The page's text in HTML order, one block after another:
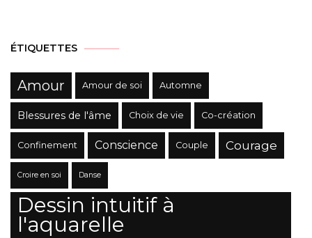
ÉTIQUETTES
Amour Amour de soi Automne
Blessures de l'âme Choix de vie Co-création
Confinement Conscience Couple Courage
Croire en soi Danse
Dessin intuitif à
l'aquarelle